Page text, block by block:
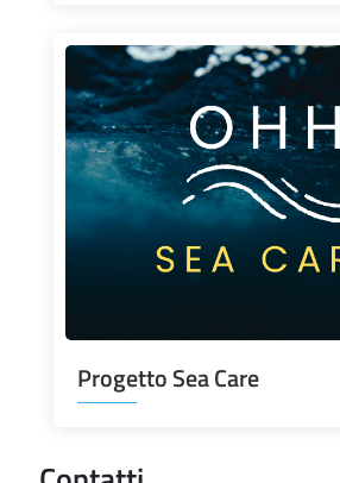
Progetto Sea Care